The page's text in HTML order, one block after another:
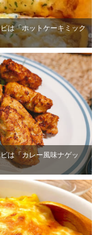
は「ホットケーキミック
は「カレー風味ナゲッ